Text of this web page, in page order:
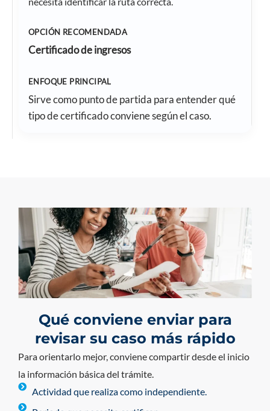
Certificado de ingresos
Sirve como punto de partida para entender qué
tipo de certificado conviene según el caso.
Qué conviene enviar para
revisar su caso más rápido
Para orientarlo mejor, conviene compartir desde el inicio
la información básica del trámite.
Actividad que realiza como independiente.